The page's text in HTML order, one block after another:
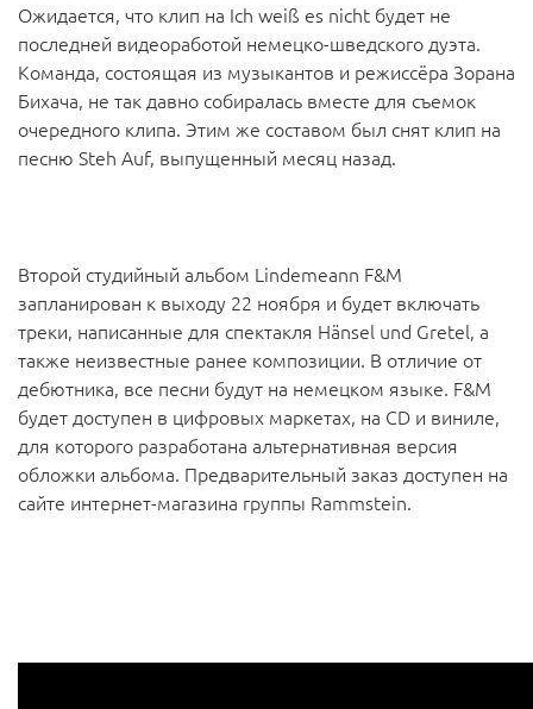
Ожидается, что клип на Ich weiß es nicht будет не
последней видеоработой немецко-шведского дуэта.
Команда, состоящая из музыкантов и режиссёра Зорана
Бихача, не так давно собиралась вместе для съемок
очередного клипа. Этим же составом был снят клип на
песню Steh Auf, выпущенный месяц назад.
Второй студийный альбом Lindemeann F&M
запланирован к выходу 22 ноября и будет включать
треки, написанные для спектакля Hänsel und Gretel, а
также неизвестные ранее композиции. В отличие от
дебютника, все песни будут на немецком языке. F&M
будет доступен в цифровых маркетах, на CD и виниле,
для которого разработана альтернативная версия
обложки альбома. Предварительный заказ доступен на
сайте интернет-магазина группы Rammstein.